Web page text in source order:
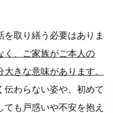
取り繕う必要はありま
く、ご家族がご本人の
大きな意味があります。
伝わらない姿や、初めて
も戸惑いや不安を抱え